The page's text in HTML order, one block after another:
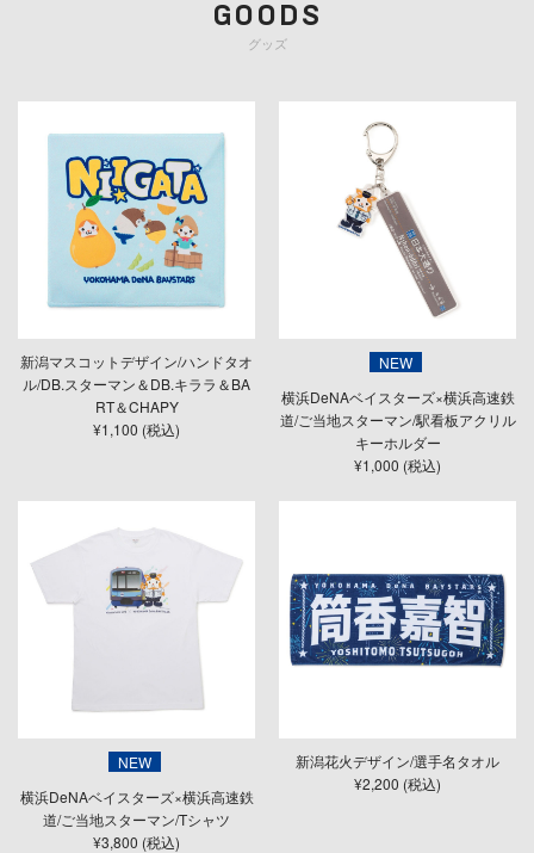
GOODS
グッズ
新潟マスコットデザイン/ハンドタオ
ル/DB.スターマン＆DB.キララ＆BA
RT＆CHAPY
¥1,100 (税込)
NEW
横浜DeNAベイスターズ×横浜高速鉄
道/ご当地スターマン/駅看板アクリル
キーホルダー
¥1,000 (税込)
NEW
横浜DeNAベイスターズ×横浜高速鉄
道/ご当地スターマン/Tシャツ
¥3,800 (税込)
新潟花火デザイン/選手名タオル
¥2,200 (税込)